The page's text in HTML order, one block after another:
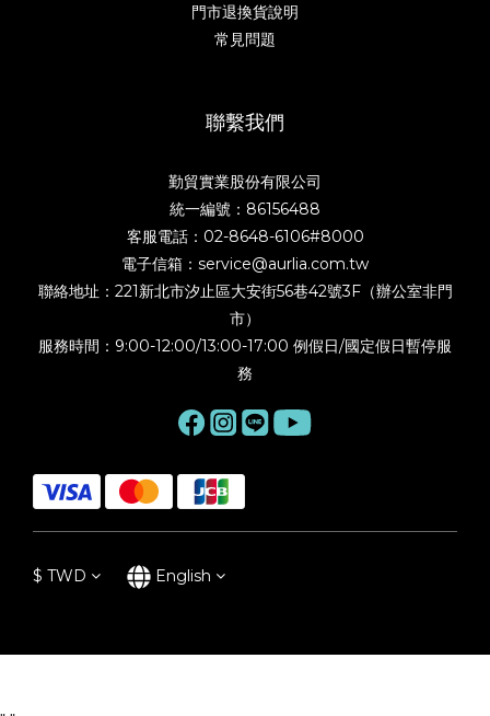
門市退換貨說明
常見問題
聯繫我們
勤貿實業股份有限公司
統一編號：86156488
客服電話：02-8648-6106#8000
電子信箱：service@aurlia.com.tw
聯絡地址：221新北市汐止區大安街56巷42號3F（辦公室非門
市）
服務時間：9:00-12:00/13:00-17:00 例假日/國定假日暫停服
務
$ TWD English